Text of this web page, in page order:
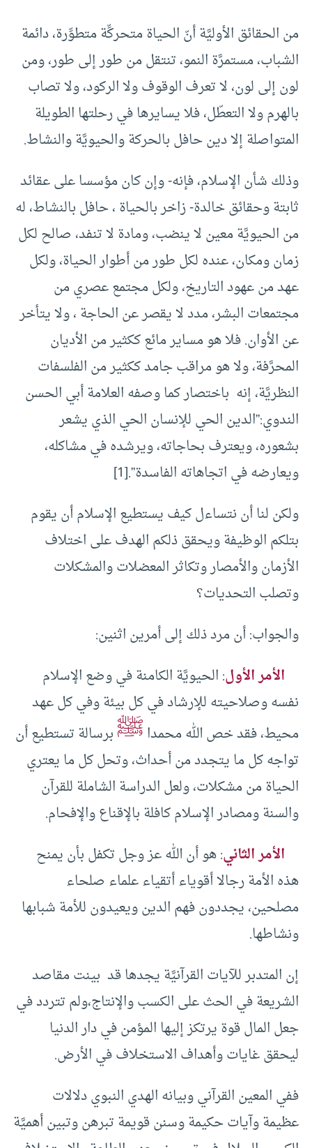
من الحقائق الأوليَّة أنّ الحياة متحركِّة متطوِّرة، دائمة
الشباب، مستمرَّة النمو، تنتقل من طور إلى طور، ومن
لون إلى لون، لا تعرف الوقوف ولا الركود، ولا تصاب
بالهرم ولا التعطّل، فلا يسايرها في رحلتها الطويلة
المتواصلة إلا دين حافل بالحركة والحيويَّة والنشاط.
وذلك شأن الإسلام، فإنه- وإن كان مؤسسا على عقائد
ثابتة وحقائق خالدة- زاخر بالحياة ، حافل بالنشاط، له
من الحيويَّة معين لا ينضب، ومادة لا تنفد، صالح لكل
زمان ومكان، عنده لكل طور من أطوار الحياة، ولكل
عهد من عهود التاريخ، ولكل مجتمع عصري من
مجتمعات البشر، مدد لا يقصر عن الحاجة ، ولا يتأخر
عن الأوان. فلا هو مساير مائع ككثير من الأديان
المحرَّفة، ولا هو مراقب جامد ككثير من الفلسفات
النظريَّة، إنه باختصار كما وصفه العلامة أبي الحسن
الندوي:”الدين الحي للإنسان الحي الذي يشعر
بشعوره، ويعترف بحاجاته، ويرشده في مشاكله،
ويعارضه في اتجاهاته الفاسدة”.[1]
ولكن لنا أن نتساءل كيف يستطيع الإسلام أن يقوم
بتلكم الوظيفة ويحقق ذلكم الهدف على اختلاف
الأزمان والأمصار وتكاثر المعضلات والمشكلات
وتصلب التحديات؟
والجواب: أن مرد ذلك إلى أمرين اثنين:
الأمر الأول: الحيويَّة الكامنة في وضع الإسلام
نفسه وصلاحيته للإرشاد في كل بيئة وفي كل عهد
محيط، فقد خص الله محمداﷺبرسالة تستطيع أن
تواجه كل ما يتجدد من أحداث، وتحل كل ما يعتري
الحياة من مشكلات، ولعل الدراسة الشاملة للقرآن
والسنة ومصادر الإسلام كافلة بالإقناع والإفحام.
الأمر الثاني: هو أن الله عز وجل تكفل بأن يمنح
هذه الأمة رجالا أقوياء أتقياء علماء صلحاء
مصلحين، يجددون فهم الدين ويعيدون للأمة شبابها
ونشاطها.
إن المتدبر للآيات القرآنيَّة يجدها قد بينت مقاصد
الشريعة في الحث على الكسب والإنتاج،ولم تتردد في
جعل المال قوة يرتكز إليها المؤمن في دار الدنيا
ليحقق غايات وأهداف الاستخلاف في الأرض.
ففي المعين القرآني وبيانه الهدي النبوي دلالات
عظيمة وآيات حكيمة وسنن قويمة تبرهن وتبين أهميَّة